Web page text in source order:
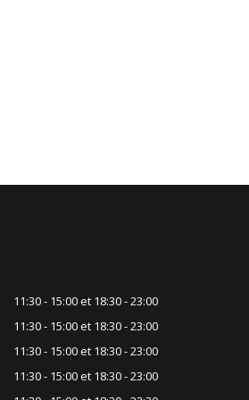
11:30 - 15:00 et 18:30 - 23:00
11:30 - 15:00 et 18:30 - 23:00
11:30 - 15:00 et 18:30 - 23:00
11:30 - 15:00 et 18:30 - 23:00